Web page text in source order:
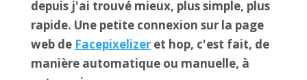
depuis j'ai trouvé mieux, plus simple, plus
rapide. Une petite connexion sur la page
web de Facepixelizeret hop, c'est fait, de
manière automatique ou manuelle, à